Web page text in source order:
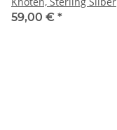
59,00 € *